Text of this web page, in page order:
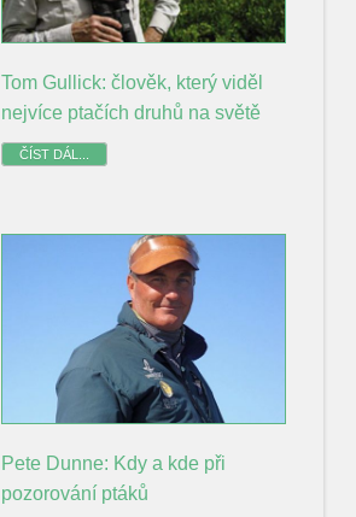
Tom Gullick: člověk, který viděl
nejvíce ptačích druhů na světě
ČÍST DÁL...
Pete Dunne: Kdy a kde při
pozorování ptáků